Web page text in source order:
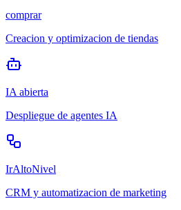
comprar
Creacion y optimizacion de tiendas
IA abierta
Despliegue de agentes IA
IrAltoNivel
CRM y automatizacion de marketing